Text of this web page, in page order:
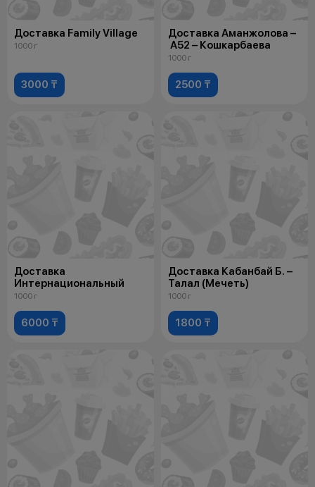
Доставка Family Village
1000 г
3000 ₸
Доставка Аманжолова –
А52 – Кошкарбаева
1000 г
2500 ₸
Доставка
Интернациональный
1000 г
6000 ₸
Доставка Кабанбай Б. –
Талал (Мечеть)
1000 г
1800 ₸